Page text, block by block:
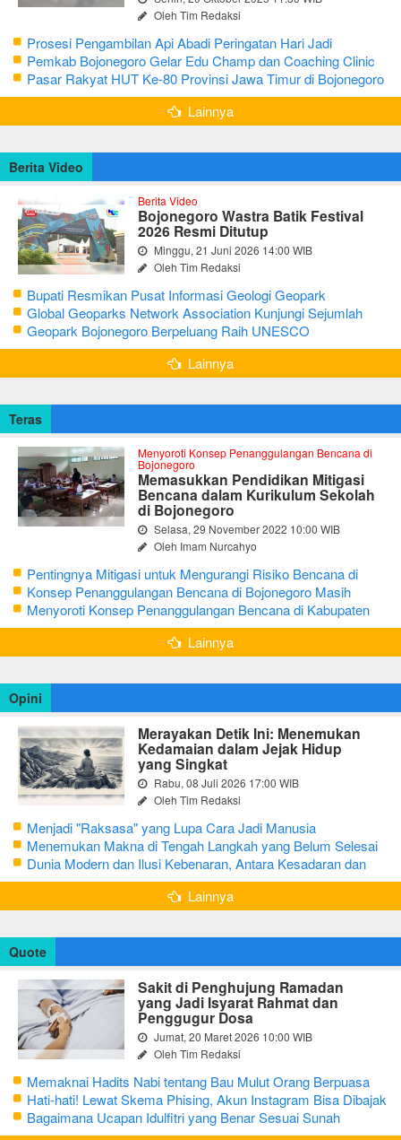
Oleh Tim Redaksi
Prosesi Pengambilan Api Abadi Peringatan Hari Jadi
Bojonegoro Ke-348
Pemkab Bojonegoro Gelar Edu Champ dan Coaching Clinic
Seni Reog dan Jaranan
Pasar Rakyat HUT Ke-80 Provinsi Jawa Timur di Bojonegoro
Lainnya
Berita Video
Berita Video
Bojonegoro Wastra Batik Festival
2026 Resmi Ditutup
Minggu, 21 Juni 2026 14:00 WIB
Oleh Tim Redaksi
Bupati Resmikan Pusat Informasi Geologi Geopark
Bojonegoro
Global Geoparks Network Association Kunjungi Sejumlah
Geosite di Bojonegoro
Geopark Bojonegoro Berpeluang Raih UNESCO
Global Geopark
Lainnya
Teras
Menyoroti Konsep Penanggulangan Bencana di
Bojonegoro
Memasukkan Pendidikan Mitigasi
Bencana dalam Kurikulum Sekolah
di Bojonegoro
Selasa, 29 November 2022 10:00 WIB
Oleh Imam Nurcahyo
Pentingnya Mitigasi untuk Mengurangi Risiko Bencana di
Bojonegoro
Konsep Penanggulangan Bencana di Bojonegoro Masih
Mengutamakan Tanggap Darurat
Menyoroti Konsep Penanggulangan Bencana di Kabupaten
Bojonegoro
Lainnya
Opini
Merayakan Detik Ini: Menemukan
Kedamaian dalam Jejak Hidup
yang Singkat
Rabu, 08 Juli 2026 17:00 WIB
Oleh Tim Redaksi
Menjadi "Raksasa" yang Lupa Cara Jadi Manusia
Menemukan Makna di Tengah Langkah yang Belum Selesai
Dunia Modern dan Ilusi Kebenaran, Antara Kesadaran dan
terjebak Tipu Daya
Lainnya
Quote
Sakit di Penghujung Ramadan
yang Jadi Isyarat Rahmat dan
Penggugur Dosa
Jumat, 20 Maret 2026 10:00 WIB
Oleh Tim Redaksi
Memaknai Hadits Nabi tentang Bau Mulut Orang Berpuasa
Secara Bijak Agar Tidak Menggangu
Hati-hati! Lewat Skema Phising, Akun Instagram Bisa Dibajak
Kurang dari 3 Menit
Bagaimana Ucapan Idulfitri yang Benar Sesuai Sunah
Rasulullah